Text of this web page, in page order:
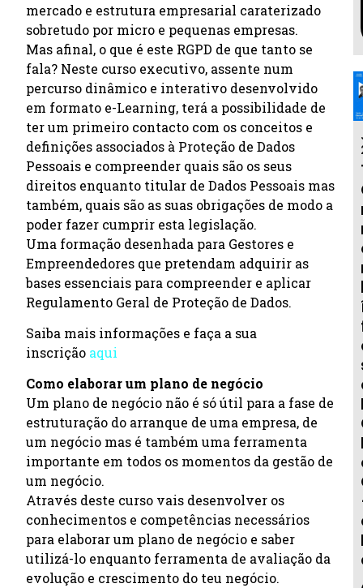
mercado e estrutura empresarial caraterizado
sobretudo por micro e pequenas empresas.
Mas afinal, o que é este RGPD de que tanto se
fala? Neste curso executivo, assente num
percurso dinâmico e interativo desenvolvido
em formato e-Learning, terá a possibilidade de
ter um primeiro contacto com os conceitos e
definições associados à Proteção de Dados
Pessoais e compreender quais são os seus
direitos enquanto titular de Dados Pessoais mas
também, quais são as suas obrigações de modo a
poder fazer cumprir esta legislação.
Uma formação desenhada para Gestores e
Empreendedores que pretendam adquirir as
bases essenciais para compreender e aplicar
Regulamento Geral de Proteção de Dados.
Saiba mais informações e faça a sua
inscrição aqui
Como elaborar um plano de negócio
Um plano de negócio não é só útil para a fase de
estruturação do arranque de uma empresa, de
um negócio mas é também uma ferramenta
importante em todos os momentos da gestão de
um negócio.
Através deste curso vais desenvolver os
conhecimentos e competências necessários
para elaborar um plano de negócio e saber
utilizá-lo enquanto ferramenta de avaliação da
evolução e crescimento do teu negócio.